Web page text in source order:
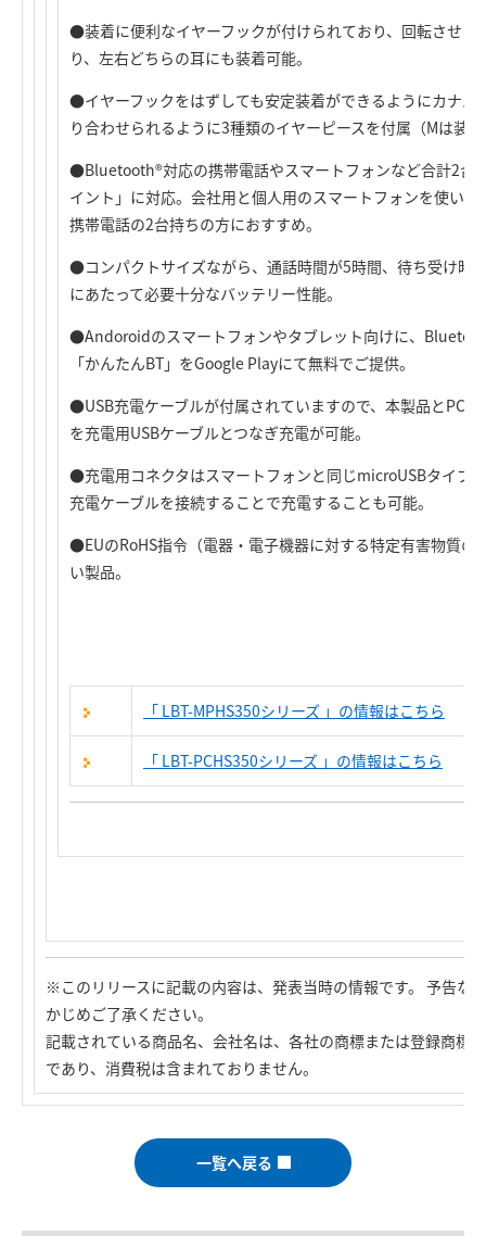
●装着に便利なイヤーフックが付けられており、回転させる
り、左右どちらの耳にも装着可能。
●イヤーフックをはずしても安定装着ができるようにカナル
り合わせられるように3種類のイヤーピースを付属（Mは装
●Bluetooth®対応の携帯電話やスマートフォンなど合計2台
イント」に対応。会社用と個人用のスマートフォンを使い
携帯電話の2台持ちの方におすすめ。
●コンパクトサイズながら、通話時間が5時間、待ち受け時
にあたって必要十分なバッテリー性能。
●Andoroidのスマートフォンやタブレット向けに、
「かんたんBT」をGoogle Playにて無料でご提供。
●USB充電ケーブルが付属されていますので、本製品とPCの
を充電用USBケーブルとつなぎ充電が可能。
●充電用コネクタはスマートフォンと同じmicroUSBタイプ
充電ケーブルを接続することで充電することも可能。
●EUのRoHS指令（電器・電子機器に対する特定有害物質の
い製品。
「 LBT-MPHS350シリーズ 」の情報はこちら
「 LBT-PCHS350シリーズ 」の情報はこちら
※このリリースに記載の内容は、発表当時の情報です。 予告な
かじめご了承ください。
記載されている商品名、会社名は、各社の商標または登録商標
であり、消費税は含まれておりません。
一覧へ戻る